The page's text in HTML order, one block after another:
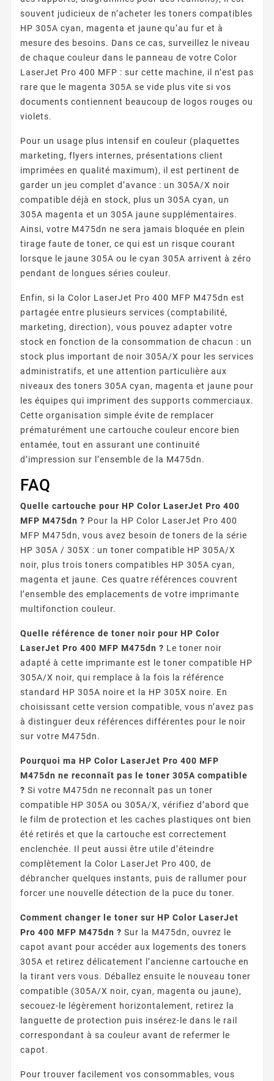
souvent judicieux de n’acheter les toners compatibles
HP 305A cyan, magenta et jaune qu’au fur et à
mesure des besoins. Dans ce cas, surveillez le niveau
de chaque couleur dans le panneau de votre Color
LaserJet Pro 400 MFP : sur cette machine, il n’est pas
rare que le magenta 305A se vide plus vite si vos
documents contiennent beaucoup de logos rouges ou
violets.
Pour un usage plus intensif en couleur (plaquettes
marketing, flyers internes, présentations client
imprimées en qualité maximum), il est pertinent de
garder un jeu complet d’avance : un 305A/X noir
compatible déjà en stock, plus un 305A cyan, un
305A magenta et un 305A jaune supplémentaires.
Ainsi, votre M475dn ne sera jamais bloquée en plein
tirage faute de toner, ce qui est un risque courant
lorsque le jaune 305A ou le cyan 305A arrivent à zéro
pendant de longues séries couleur.
Enfin, si la Color LaserJet Pro 400 MFP M475dn est
partagée entre plusieurs services (comptabilité,
marketing, direction), vous pouvez adapter votre
stock en fonction de la consommation de chacun : un
stock plus important de noir 305A/X pour les services
administratifs, et une attention particulière aux
niveaux des toners 305A cyan, magenta et jaune pour
les équipes qui impriment des supports commerciaux.
Cette organisation simple évite de remplacer
prématurément une cartouche couleur encore bien
entamée, tout en assurant une continuité
d’impression sur l’ensemble de la M475dn.
FAQ
Quelle cartouche pour HP Color LaserJet Pro 400
MFP M475dn ? Pour la HP Color LaserJet Pro 400
MFP M475dn, vous avez besoin de toners de la série
HP 305A / 305X : un toner compatible HP 305A/X
noir, plus trois toners compatibles HP 305A cyan,
magenta et jaune. Ces quatre références couvrent
l’ensemble des emplacements de votre imprimante
multifonction couleur.
Quelle référence de toner noir pour HP Color
LaserJet Pro 400 MFP M475dn ? Le toner noir
adapté à cette imprimante est le toner compatible HP
305A/X noir, qui remplace à la fois la référence
standard HP 305A noire et la HP 305X noire. En
choisissant cette version compatible, vous n’avez pas
à distinguer deux références différentes pour le noir
sur votre M475dn.
Pourquoi ma HP Color LaserJet Pro 400 MFP
M475dn ne reconnaît pas le toner 305A compatible
? Si votre M475dn ne reconnaît pas un toner
compatible HP 305A ou 305A/X, vérifiez d’abord que
le film de protection et les caches plastiques ont bien
été retirés et que la cartouche est correctement
enclenchée. Il peut aussi être utile d’éteindre
complètement la Color LaserJet Pro 400, de
débrancher quelques instants, puis de rallumer pour
forcer une nouvelle détection de la puce du toner.
Comment changer le toner sur HP Color LaserJet
Pro 400 MFP M475dn ? Sur la M475dn, ouvrez le
capot avant pour accéder aux logements des toners
305A et retirez délicatement l’ancienne cartouche en
la tirant vers vous. Déballez ensuite le nouveau toner
compatible (305A/X noir, cyan, magenta ou jaune),
secouez-le légèrement horizontalement, retirez la
languette de protection puis insérez-le dans le rail
correspondant à sa couleur avant de refermer le
capot.
Pour trouver facilement vos consommables, vous